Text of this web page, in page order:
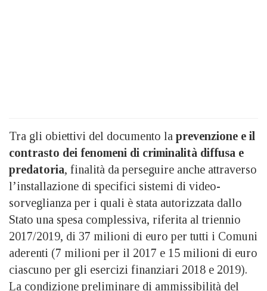
Tra gli obiettivi del documento la prevenzione e il
contrasto dei fenomeni di criminalità diffusa e
predatoria, finalità da perseguire anche attraverso
l’installazione di specifici sistemi di video-
sorveglianza per i quali è stata autorizzata dallo
Stato una spesa complessiva, riferita al triennio
2017/2019, di 37 milioni di euro per tutti i Comuni
aderenti (7 milioni per il 2017 e 15 milioni di euro
ciascuno per gli esercizi finanziari 2018 e 2019).
La condizione preliminare di ammissibilità del